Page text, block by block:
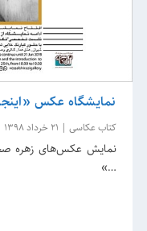
نمایشگاه عکس
کتاب عکاسی | 21 خرداد 1398
نمایش عکس‌های زهره
…»